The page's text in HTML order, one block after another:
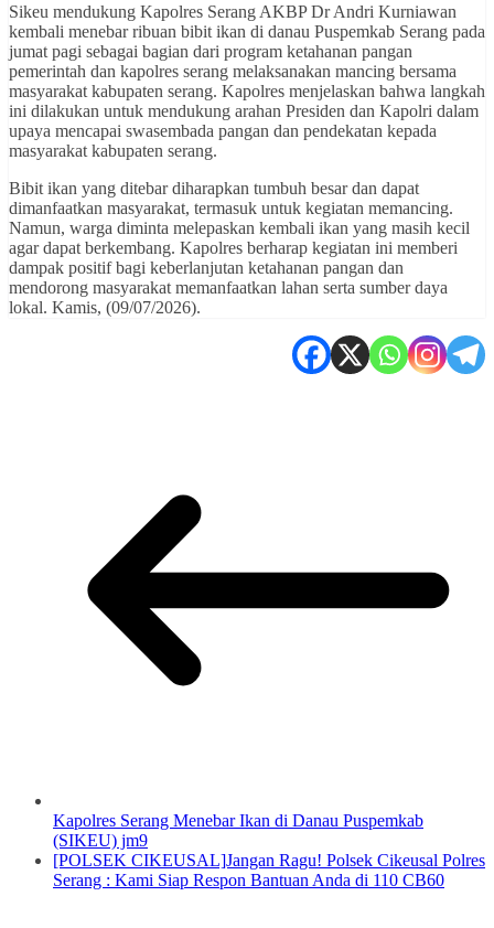
Sikeu mendukung Kapolres Serang AKBP Dr Andri Kurniawan
kembali menebar ribuan bibit ikan di danau Puspemkab Serang pada
jumat pagi sebagai bagian dari program ketahanan pangan
pemerintah dan kapolres serang melaksanakan mancing bersama
masyarakat kabupaten serang. Kapolres menjelaskan bahwa langkah
ini dilakukan untuk mendukung arahan Presiden dan Kapolri dalam
upaya mencapai swasembada pangan dan pendekatan kepada
masyarakat kabupaten serang.
Bibit ikan yang ditebar diharapkan tumbuh besar dan dapat
dimanfaatkan masyarakat, termasuk untuk kegiatan memancing.
Namun, warga diminta melepaskan kembali ikan yang masih kecil
agar dapat berkembang. Kapolres berharap kegiatan ini memberi
dampak positif bagi keberlanjutan ketahanan pangan dan
mendorong masyarakat memanfaatkan lahan serta sumber daya
lokal. Kamis, (09/07/2026).
Kapolres Serang Menebar Ikan di Danau Puspemkab
(SIKEU) jm9
[POLSEK CIKEUSAL]Jangan Ragu! Polsek Cikeusal Polres
Serang : Kami Siap Respon Bantuan Anda di 110 CB60